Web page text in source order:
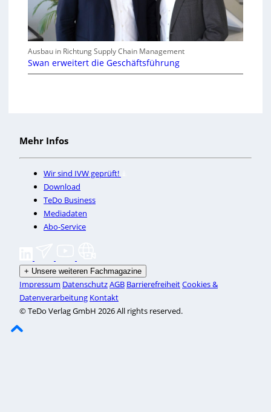
Ausbau in Richtung Supply Chain Management
Swan erweitert die Geschäftsführung
Mehr Infos
Wir sind IVW geprüft!
Download
TeDo Business
Mediadaten
Abo-Service
+ Unsere weiteren Fachmagazine
Impressum DatenschutzAGB BarrierefreiheitCookies &
Datenverarbeitung Kontakt
© TeDo Verlag GmbH 2026 All rights reserved.